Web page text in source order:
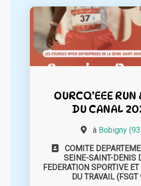
OURCQ’EEE RUN
DU CANAL
à Bobigny
COMITE
SEINE-SAINT-DENIS
FEDERATION SPORTIVE
DU TRAVAIL (FSGT